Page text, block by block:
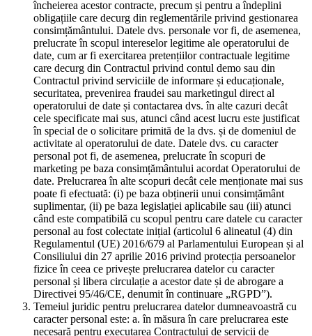
încheierea acestor contracte, precum și pentru a îndeplini
obligațiile care decurg din reglementările privind gestionarea
consimțământului. Datele dvs. personale vor fi, de asemenea,
prelucrate în scopul intereselor legitime ale operatorului de
date, cum ar fi exercitarea pretențiilor contractuale legitime
care decurg din Contractul privind contul demo sau din
Contractul privind serviciile de informare și educaționale,
securitatea, prevenirea fraudei sau marketingul direct al
operatorului de date și contactarea dvs. în alte cazuri decât
cele specificate mai sus, atunci când acest lucru este justificat
în special de o solicitare primită de la dvs. și de domeniul de
activitate al operatorului de date. Datele dvs. cu caracter
personal pot fi, de asemenea, prelucrate în scopuri de
marketing pe baza consimțământului acordat Operatorului de
date. Prelucrarea în alte scopuri decât cele menționate mai sus
poate fi efectuată: (i) pe baza obținerii unui consimțământ
suplimentar, (ii) pe baza legislației aplicabile sau (iii) atunci
când este compatibilă cu scopul pentru care datele cu caracter
personal au fost colectate inițial (articolul 6 alineatul (4) din
Regulamentul (UE) 2016/679 al Parlamentului European și al
Consiliului din 27 aprilie 2016 privind protecția persoanelor
fizice în ceea ce privește prelucrarea datelor cu caracter
personal și libera circulație a acestor date și de abrogare a
Directivei 95/46/CE, denumit în continuare „RGPD”).
Temeiul juridic pentru prelucrarea datelor dumneavoastră cu
caracter personal este: a. în măsura în care prelucrarea este
necesară pentru executarea Contractului de servicii de